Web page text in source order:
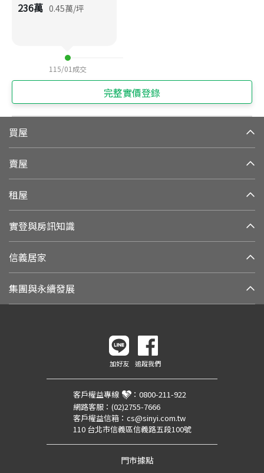
236萬 0.45萬/坪
115/01 成交
完整實價登錄
買屋
賣屋
租屋
實登與房訊知識
信義居家
集團與永續發展
加好友 追蹤我們
客戶權益專線 ： 0800-211-922
網路客服： (02)2755-7666
客戶權益信箱： cs@sinyi.com.tw
110 台北市信義區信義路五段100號
門市據點